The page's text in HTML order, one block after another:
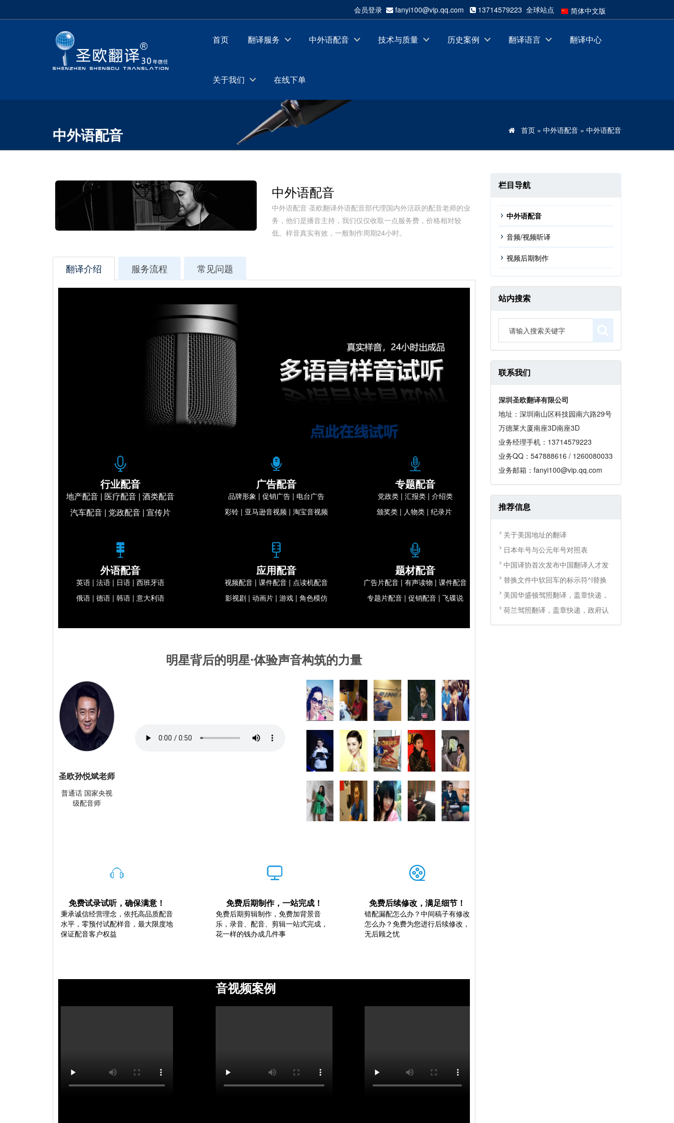
会员登录 fanyi100@vip.qq.com 13714579223 全球站点
简体中文版
Português
繁体中文版
首页 翻译服务 中外语配音 技术与质量 历史案例 翻译语言 翻译中心
关于我们 在线下单
中外语配音 首页 » 中外语配音 » 中外语配音
中外语配音
中外语配音 圣欧翻译外语配音部代理国内外活跃的配音老师的业
务，他们是播音主持，我们仅仅收取一点服务费，价格相对较
低。样音真实有效，一般制作周期24小时。
翻译介绍 服务流程 常见问题
行业配音 广告配音 专题配音
地产配音 | 医疗配音 | 酒类配音
汽车配音 | 党政配音 | 宣传片
品牌形象 | 促销广告 | 电台广告
彩铃| 亚马逊音视频| 淘宝音视频
党政类 | 汇报类 | 介绍类
颁奖类 | 人物类 | 纪录片
外语配音 应用配音 题材配音
英语 | 法语 | 日语 | 西班牙语
俄语 | 德语 | 韩语 | 意大利语
视频配音 | 课件配音 | 点读机配音
影视剧| 动画片| 游戏| 角色模仿
广告片配音 | 有声读物 | 课件配音
专题片配音 | 促销配音 | 飞碟说
明星背后的明星·体验声音构筑的力量
圣欧孙悦斌老师
普通话 国家央视
级配音师
免费试录试听，确保满意！ 免费后期制作，一站完成！ 免费后续修改，满足细节！
秉承诚信经营理念，依托高品质配音
水平，零预付试配样音，最大限度地
保证配音客户权益
免费后期剪辑制作，免费加背景音
乐，录音、配音、剪辑一站式完成，
花一样的钱办成几件事
错配漏配怎么办？中间稿子有修改
怎么办？免费为您进行后续修改，
无后顾之忧
音视频案例
栏目导航
中外语配音
音频/视频听译
视频后期制作
站内搜索
联系我们
深圳圣欧翻译有限公司
地址：深圳南山区科技园南六路29号
万德莱大厦南座3D南座3D
业务经理手机：13714579223
业务QQ：547888616 / 1260080033
业务邮箱：fanyi100@vip.qq.com
推荐信息
关于美国地址的翻译
日本年号与公元年号对照表
中国译协首次发布中国翻译人才发
替换文件中软回车的标示符^l替换
美国华盛顿驾照翻译，盖章快递，
荷兰驾照翻译，盖章快递，政府认